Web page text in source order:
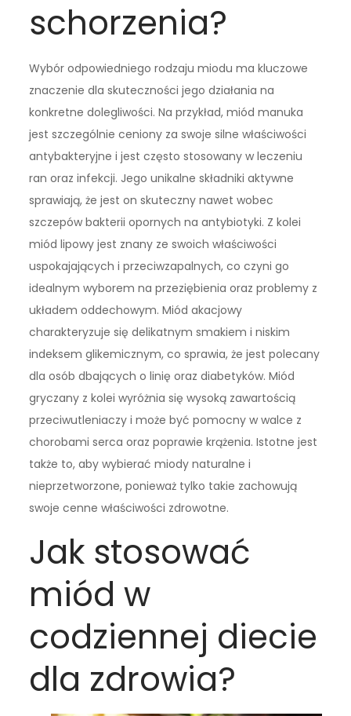
schorzenia?
Wybór odpowiedniego rodzaju miodu ma kluczowe
znaczenie dla skuteczności jego działania na
konkretne dolegliwości. Na przykład, miód manuka
jest szczególnie ceniony za swoje silne właściwości
antybakteryjne i jest często stosowany w leczeniu
ran oraz infekcji. Jego unikalne składniki aktywne
sprawiają, że jest on skuteczny nawet wobec
szczepów bakterii opornych na antybiotyki. Z kolei
miód lipowy jest znany ze swoich właściwości
uspokajających i przeciwzapalnych, co czyni go
idealnym wyborem na przeziębienia oraz problemy z
układem oddechowym. Miód akacjowy
charakteryzuje się delikatnym smakiem i niskim
indeksem glikemicznym, co sprawia, że jest polecany
dla osób dbających o linię oraz diabetyków. Miód
gryczany z kolei wyróżnia się wysoką zawartością
przeciwutleniaczy i może być pomocny w walce z
chorobami serca oraz poprawie krążenia. Istotne jest
także to, aby wybierać miody naturalne i
nieprzetworzone, ponieważ tylko takie zachowują
swoje cenne właściwości zdrowotne.
Jak stosować
miód w
codziennej diecie
dla zdrowia?